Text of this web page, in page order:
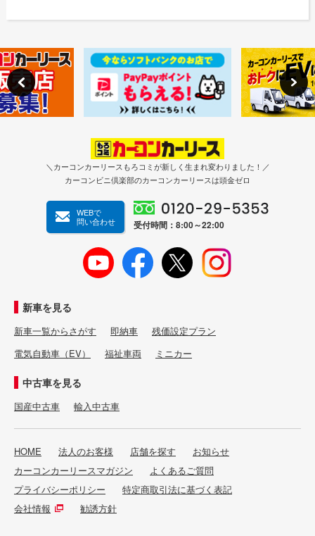
＼カーコンカーリースもろコミが新しく生まれ変わりました！／
カーコンビニ倶楽部のカーコンカーリースは頭金ゼロ
WEBで
問い合わせ
受付時間：8:00～22:00
新車を見る
新車一覧からさがす 即納車
残価設定プラン
電気自動車（EV）
福祉車両 ミニカー
中古車を見る
国産中古車 輸入中古車
HOME 法人のお客様 店舗を探す
お知らせ
カーコンカーリースマガジン
よくあるご質問
プライバシーポリシー
特定商取引法に基づく表記
会社情報
勧誘方針